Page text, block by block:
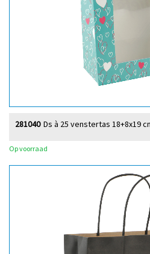
Ds à 25 venstertas 18+8x19
281040
Op voorraad